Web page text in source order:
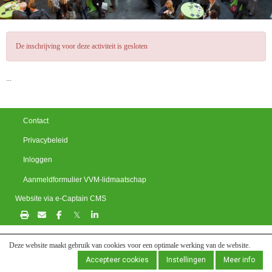
De inschrijving voor deze activiteit is gesloten
...
Contact
Privacybeleid
Inloggen
Aanmeldformulier VVM-lidmaatschap
Website via e-Captain CMS
𝕏
Deze website maakt gebruik van cookies voor een optimale werking van de website.
Accepteer cookies
Instellingen Meer info